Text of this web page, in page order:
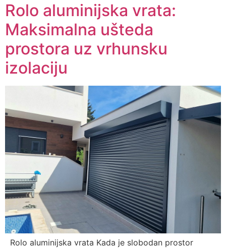
Rolo aluminijska vrata:
Maksimalna ušteda
prostora uz vrhunsku
izolaciju
Rolo aluminijska vrata Kada je slobodan prostor